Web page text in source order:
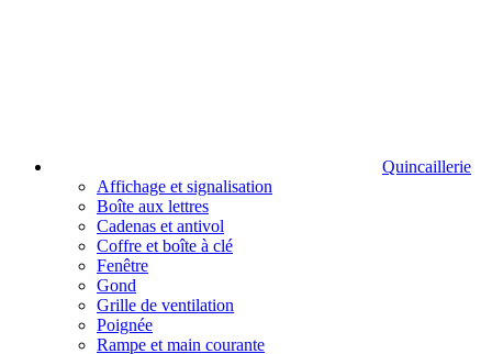
Quincaillerie
Affichage et signalisation
Boîte aux lettres
Cadenas et antivol
Coffre et boîte à clé
Fenêtre
Gond
Grille de ventilation
Poignée
Rampe et main courante